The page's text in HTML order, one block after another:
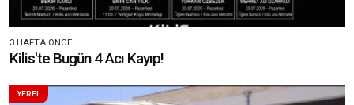
3 HAFTA ÖNCE
Kilis'te Bugün 4 Acı Kayıp!
YEREL